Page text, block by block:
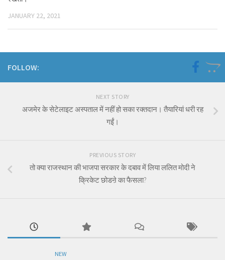
JANUARY 22, 2021
FOLLOW:
NEXT STORY
अजमेर के सेटेलाइट अस्पताल में नहीं हो सका रक्तदान। तैयारियां धरी रह
गईं।
PREVIOUS STORY
तो क्या राजस्थान की भाजपा सरकार के दबाव में लिया ललित मोदी ने
क्रिकेट छोडऩे का फैसला?
NEW